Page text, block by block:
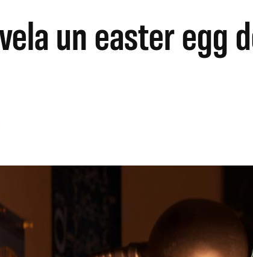
un easter egg